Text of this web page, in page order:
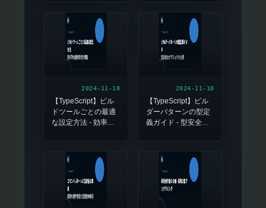
ストプラクティス
2024-11-10
【TypeScript】ビル
ドツールごとの最適
な設定方法 - 効率的
2024-11-10
【TypeScript】ビル
ダーパターンの型定
義ガイド - 型安全な